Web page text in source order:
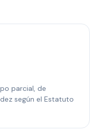
parcial, de
según el Estatuto